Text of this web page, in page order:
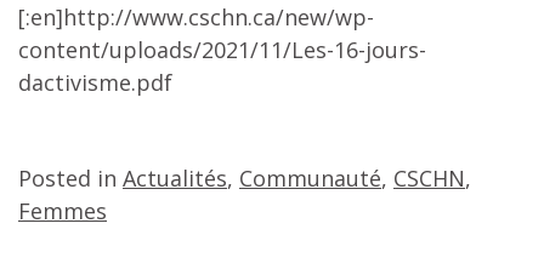
[:en]http://www.cschn.ca/new/wp-
content/uploads/2021/11/Les-16-jours-
dactivisme.pdf
Posted in Actualités, Communauté, CSCHN,
Femmes